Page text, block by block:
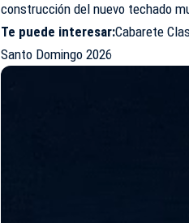
construcción del nuevo techado
Te puede interesar:Cabarete
Santo Domingo 2026